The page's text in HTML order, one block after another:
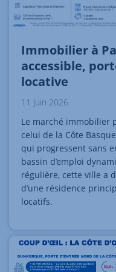
Immobilier à
accessible,
locative
11 Juin 2026
Le marché immobilier
celui de la Côte
qui progressent sans
bassin d’emploi
régulière, cette ville a
d’une résidence
locatifs.